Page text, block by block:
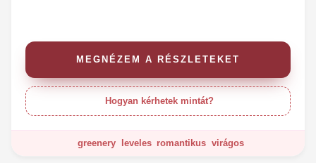
MEGNÉZEM A RÉSZLETEKET
Hogyan kérhetek mintát?
greenery leveles romantikus virágos